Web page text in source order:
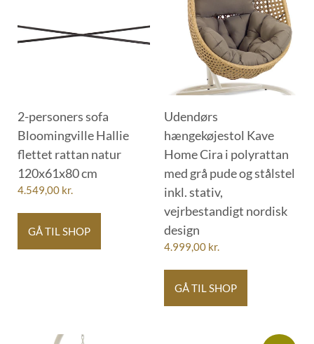
2-personers sofa
Bloomingville Hallie
flettet rattan natur
120x61x80 cm
4.549,00 kr.
GÅ TIL SHOP
Udendørs
hængekøjestol Kave
Home Cira i polyrattan
med grå pude og stålstel
inkl. stativ,
vejrbestandigt nordisk
design
4.999,00 kr.
GÅ TIL SHOP